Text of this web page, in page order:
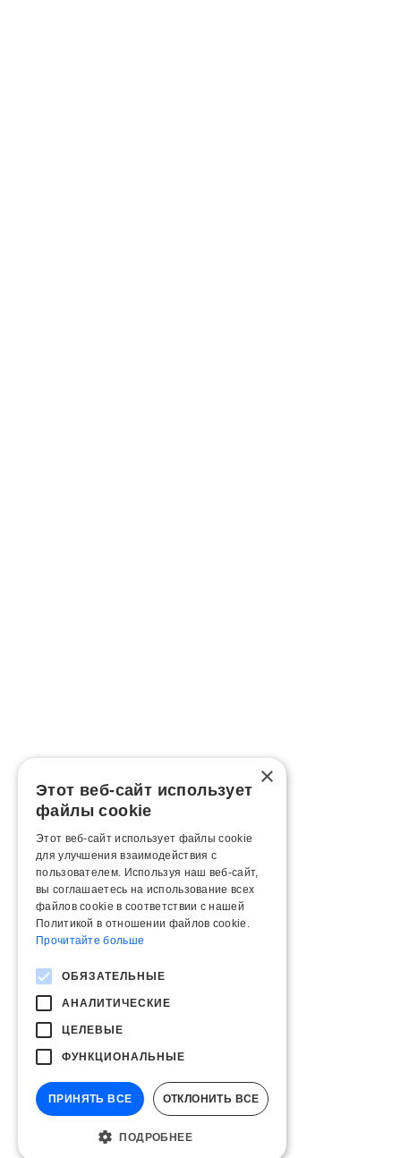
×
Этот веб-сайт использует
файлы cookie
Этот веб-сайт использует файлы cookie
для улучшения взаимодействия с
пользователем. Используя наш веб-сайт,
вы соглашаетесь на использование всех
файлов cookie в соответствии с нашей
Политикой в ​​отношении файлов cookie.
Прочитайте больше
ОБЯЗАТЕЛЬНЫЕ
АНАЛИТИЧЕСКИЕ
ЦЕЛЕВЫЕ
ФУНКЦИОНАЛЬНЫЕ
ПРИНЯТЬ ВСЕ ОТКЛОНИТЬ ВСЕ
ПОДРОБНЕЕ